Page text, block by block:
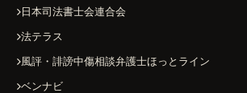
日本司法書士会連合会
法テラス
風評・誹謗中傷相談弁護士ほっとライン
ベンナビ